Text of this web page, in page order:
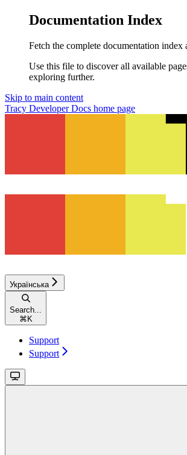
Documentation Index
Fetch the complete documentation index
Use this file to discover all available
exploring further.
Skip to main content
Tracy Developer Docs home page
Українська
Search...
⌘ K
Support
Support